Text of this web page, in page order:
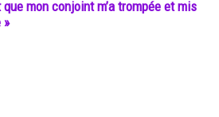
que mon conjoint m’a trompée et mis
»